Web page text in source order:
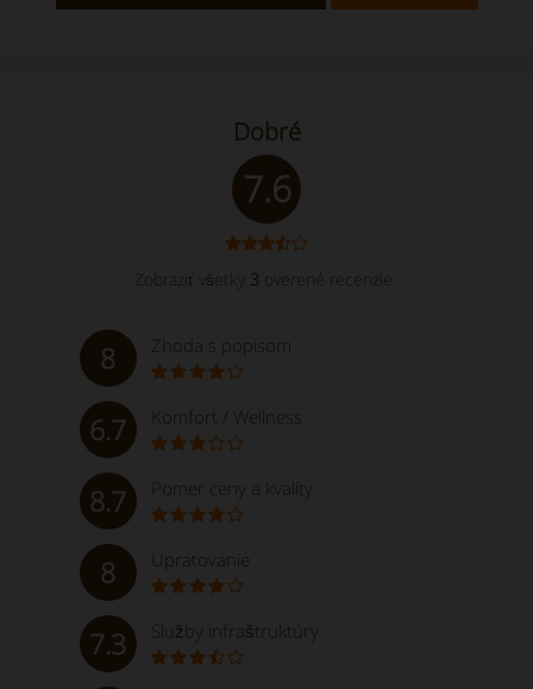
7.6
Dobré
Zobraziť všetky 3 overené recenzie
8 Zhoda s popisom
6.7 Komfort / Wellness
8.7 Pomer ceny a kvality
8 Upratovanie
7.3 Služby infraštruktúry